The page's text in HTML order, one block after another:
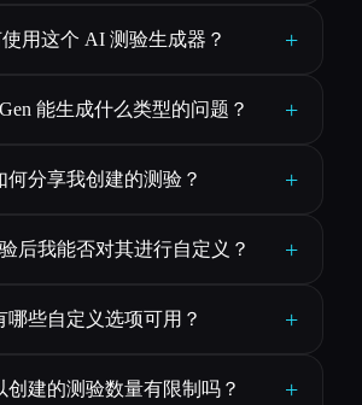
用这个 AI 测验生成器？ +
能生成什么类型的问题？ +
何分享我创建的测验？ +
后我能否对其进行自定义？ +
哪些自定义选项可用？ +
创建的测验数量有限制吗？ +